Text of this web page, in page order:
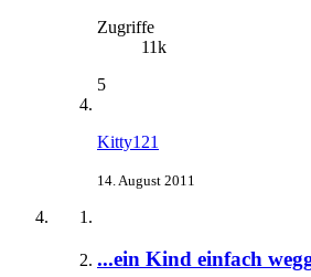
Zugriffe
11k
5
Kitty121
14. August 2011
...ein Kind einfach